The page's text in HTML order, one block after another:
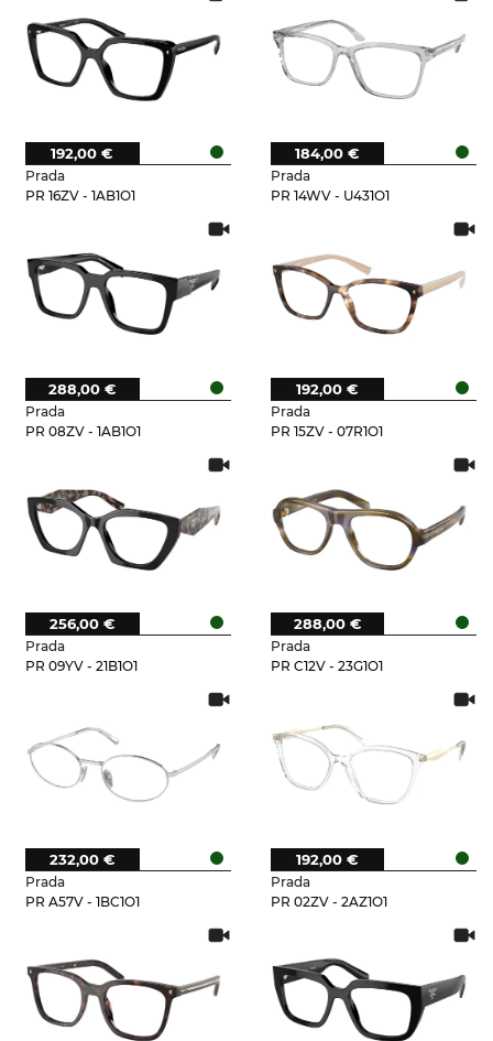
Prada
PR 16ZV - 1AB1O1
192,00 €
Prada
PR 14WV - U431O1
184,00 €
Prada
PR 08ZV - 1AB1O1
288,00 €
Prada
PR 15ZV - 07R1O1
192,00 €
Prada
PR 09YV - 21B1O1
256,00 €
Prada
PR C12V - 23G1O1
288,00 €
Prada
PR A57V - 1BC1O1
232,00 €
Prada
PR 02ZV - 2AZ1O1
192,00 €